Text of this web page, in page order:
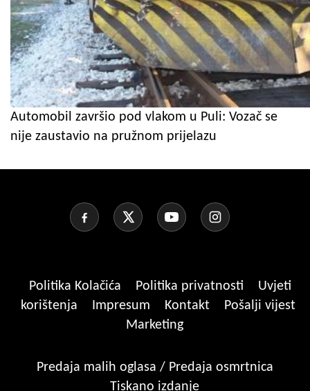
Automobil završio pod vlakom u Puli: Vozač se
nije zaustavio na pružnom prijelazu
Politika Kolačića Politika privatnosti
Uvjeti
korištenja
Impresum Kontakt
Pošalji vijest
Marketing
Predaja malih oglasa / Predaja osmrtnica
Tiskano izdanje